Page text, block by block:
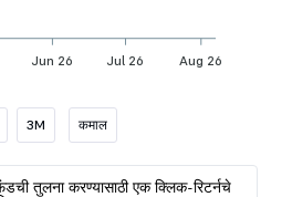
Jun 26 Jul 26 Aug 26
3M कमाल
तुलना करण्यासाठी एक क्लिक-रिटर्नचे